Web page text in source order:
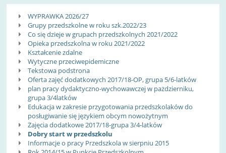
Przedszkole
WYPRAWKA 2026/27
Grupy przedszkolne w roku szk.2022/23
Co się dzieje w grupach przedszkolnych 2021/2022
Opieka przedszkolna w roku 2021/2022
Kształcenie zdalne
Wytyczne przeciwepidemiczne
Tekstowa podstrona
Oferta zajęć dodatkowych 2017/18-OP, grupa 5/6-latków
plan pracy dydaktyczno-wychowawczej w pażdzierniku,
grupa 3/4latków
Edukacja w zakresie przygotowania przedszkolaków do
posługiwanie się językiem obcym nowożytnym
Zajęcia dodatkowe 2017/18-grupa 3/4-latków
Dobry start w przedszkolu
Informacje o pracy Przedszkola w sierpniu 2015